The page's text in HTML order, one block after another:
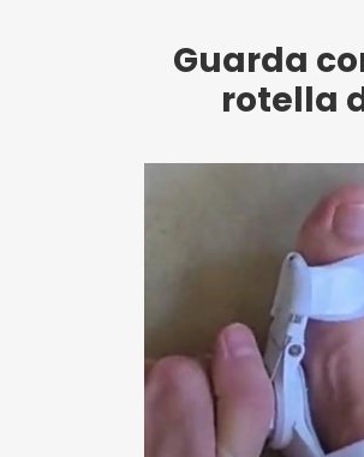
Guarda
rotella